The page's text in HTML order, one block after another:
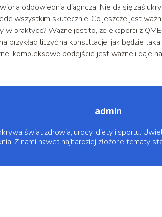
odpowiednia diagnoza. Nie da się zaś
wszystkim skutecznie. Co jeszcze jest
praktyce? Ważne jest to, że eksperci z
przykład liczyć na konsultacje, jak będzie
kompleksowe podejście jest ważne i daje
admin
świat zdrowia, urody, diety i sportu.
Z nami nawet najbardziej złożone tematy